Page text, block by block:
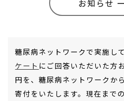
お知らせ
糖尿病ネットワークで実施し
ケート にご回答いただいた方
円を、糖尿病ネットワークか
寄付をいたします。現在まで